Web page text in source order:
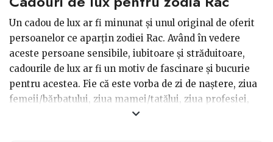
Un cadou de lux ar fi minunat și unul original de oferit
persoanelor ce aparțin zodiei Rac. Având în vedere
aceste persoane sensibile, iubitoare și străduitoare,
cadourile de lux ar fi un motiv de fascinare și bucurie
pentru acestea. Fie că este vorba de zi de naștere, ziua
femeii/bărbatului, ziua mamei/tatălui, ziua profesiei,
Crăciunul sau Revelionul, un Rac mereu va aprecia un